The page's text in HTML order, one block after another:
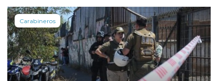
Carabineros